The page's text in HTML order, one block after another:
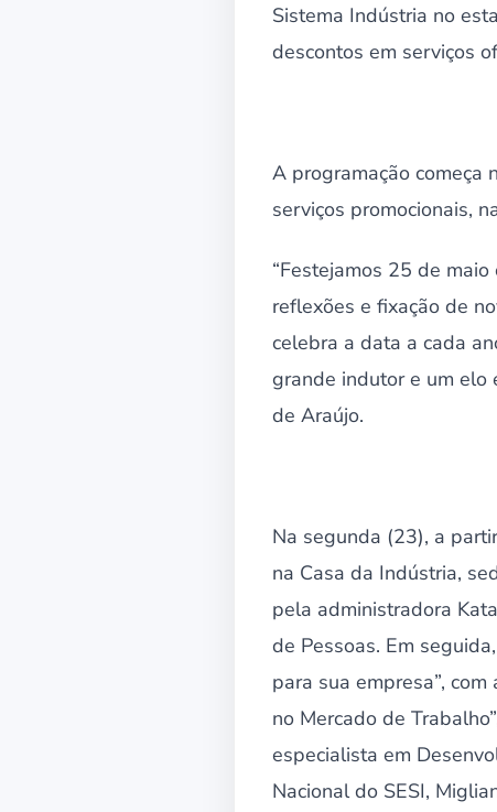
Sistema Indústria no
descontos em serviços
A programação começa
serviços promocionais,
“Festejamos 25 de
reflexões e fixação de
celebra a data a cada
grande indutor e um elo
de Araújo.
Na segunda (23), a
na Casa da Indústria,
pela administradora
de Pessoas. Em
para sua empresa”,
no Mercado de
especialista em
Nacional do SESI,